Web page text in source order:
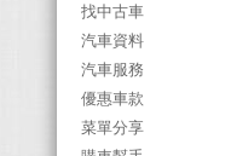
找中古車
汽車資料
汽車服務
優惠車款
菜單分享